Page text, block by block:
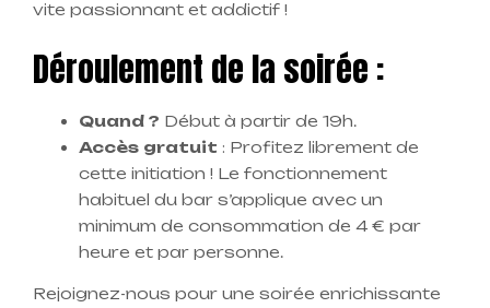
vite passionnant et addictif !
Déroulement de la soirée :
Quand ? Début à partir de 19h.
Accès gratuit : Profitez librement de
cette initiation ! Le fonctionnement
habituel du bar s’applique avec un
minimum de consommation de 4 € par
heure et par personne.
Rejoignez-nous pour une soirée enrichissante